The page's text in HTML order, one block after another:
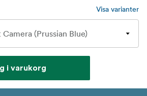
Visa varianter
i varukorg